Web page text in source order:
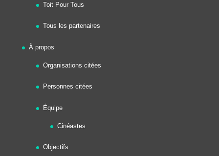
Toit Pour Tous
Tous les partenaires
À propos
Organisations citées
Personnes citées
Équipe
Cinéastes
Objectifs